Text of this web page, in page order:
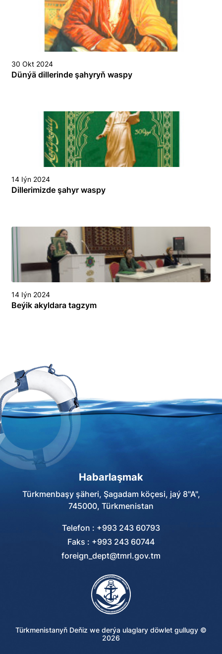
30 Okt 2024
Dünýä dillerinde şahyryň waspy
14 Iýn 2024
Dillerimizde şahyr waspy
14 Iýn 2024
Beýik akyldara tagzym
Habarlaşmak
Türkmenbaşy şäheri, Şagadam köçesi, jaý 8"A",
745000, Türkmenistan
Telefon : +993 243 60793
Faks : +993 243 60744
foreign_dept@tmrl.gov.tm
Türkmenistanyň Deňiz we derýa ulaglary döwlet gullugy ©
2026